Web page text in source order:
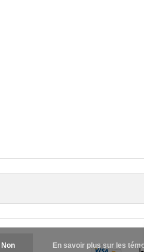
Non En savoir plus sur les